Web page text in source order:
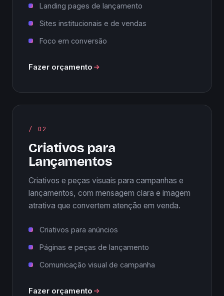
Landing pages de lançamento
Sites institucionais e de vendas
Foco em conversão
Fazer orçamento
/ 02
Criativos para
Lançamentos
Criativos e peças visuais para campanhas e
lançamentos, com mensagem clara e imagem
atrativa que convertem atenção em venda.
Criativos para anúncios
Páginas e peças de lançamento
Comunicação visual de campanha
Fazer orçamento